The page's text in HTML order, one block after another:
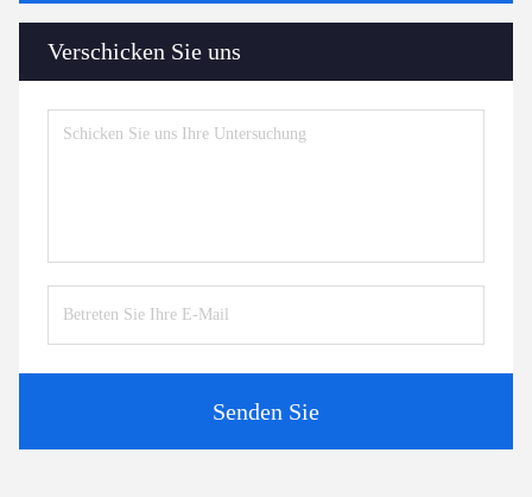
Verschicken Sie uns
Senden Sie